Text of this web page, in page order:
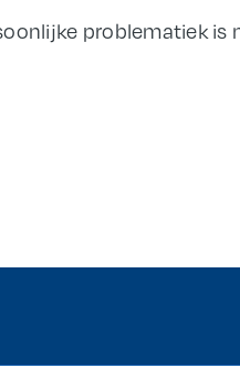
problematiek is